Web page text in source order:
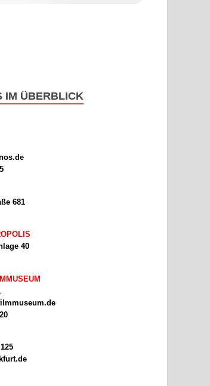
IM ÜBERBLICK
681
40